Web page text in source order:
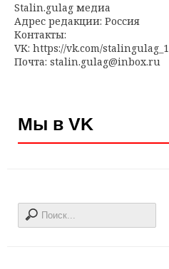
Stalin.gulag медиа
Адрес редакции: Россия
Контакты:
VK: https://vk.com/stalingulag_1
Почта: stalin.gulag@inbox.ru
Мы в VK